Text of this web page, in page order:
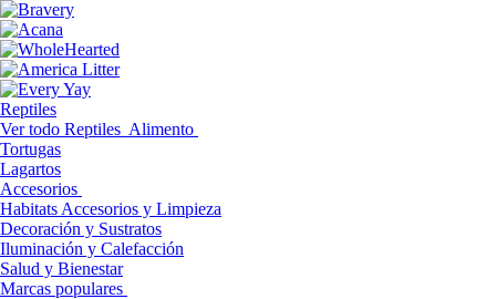
Reptiles
Ver todo Reptiles Alimento
Tortugas
Lagartos
Accesorios
Habitats Accesorios y Limpieza
Decoración y Sustratos
Iluminación y Calefacción
Salud y Bienestar
Marcas populares